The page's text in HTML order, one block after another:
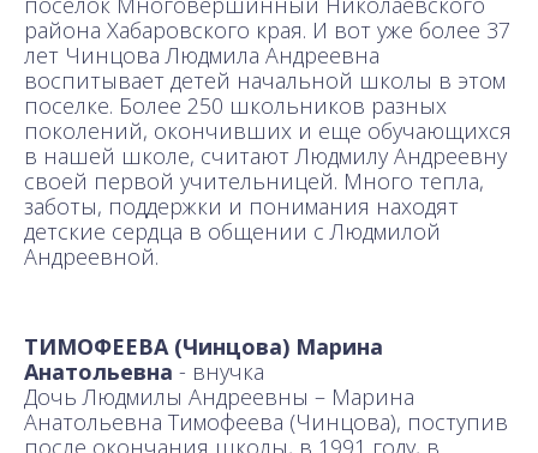
района Хабаровского края. И вот уже более 37
лет Чинцова Людмила Андреевна
воспитывает детей начальной школы в этом
поселке. Более 250 школьников разных
поколений, окончивших и еще обучающихся
в нашей школе, считают Людмилу Андреевну
своей первой учительницей. Много тепла,
заботы, поддержки и понимания находят
детские сердца в общении с Людмилой
Андреевной.
ТИМОФЕЕВА (Чинцова) Марина
Анатольевна - внучка
Дочь Людмилы Андреевны – Марина
Анатольевна Тимофеева (Чинцова), поступив
после окончания школы, в 1991 году, в